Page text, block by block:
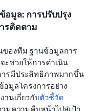
อมูล: การปรับปรุง
รติดตาม
ของทีม ฐานข้อมูลการ
ะช่วยให้การดำเนิน
ารมีประสิทธิภาพมากขึ้น
อมูลโครงการอย่าง
านเกี่ยวกับตัวชี้วัด